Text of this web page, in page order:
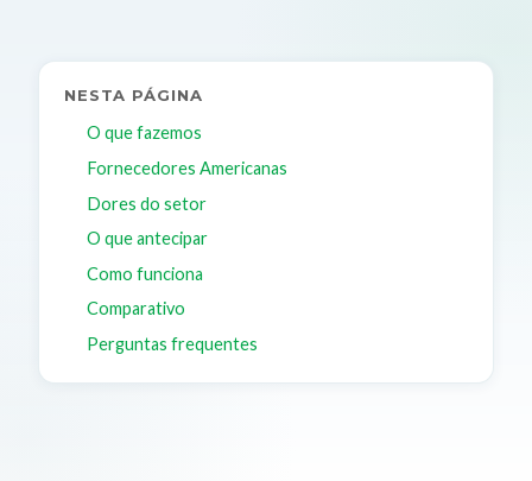
NESTA PÁGINA
O que fazemos
Fornecedores Americanas
Dores do setor
O que antecipar
Como funciona
Comparativo
Perguntas frequentes